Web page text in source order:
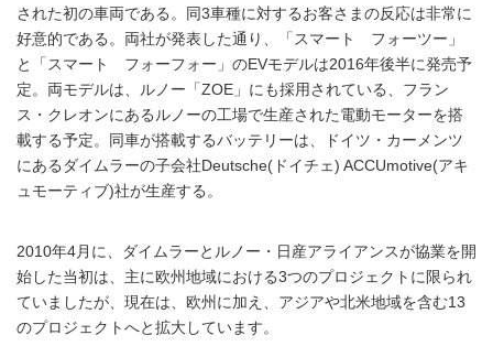
された初の車両である。同3車種に対するお客さまの反応は非常に
好意的である。両社が発表した通り、「スマート フォーツー」
と「スマート フォーフォー」のEVモデルは2016年後半に発売予
定。両モデルは、ルノー「ZOE」にも採用されている、フラン
ス・クレオンにあるルノーの工場で生産された電動モーターを搭
載する予定。同車が搭載するバッテリーは、ドイツ・カーメンツ
にあるダイムラーの子会社Deutsche(ドイチェ) ACCUmotive(アキ
ュモーティブ)社が生産する。
2010年4月に、ダイムラーとルノー・日産アライアンスが協業を開
始した当初は、主に欧州地域における3つのプロジェクトに限られ
ていましたが、現在は、欧州に加え、アジアや北米地域を含む13
のプロジェクトへと拡大しています。